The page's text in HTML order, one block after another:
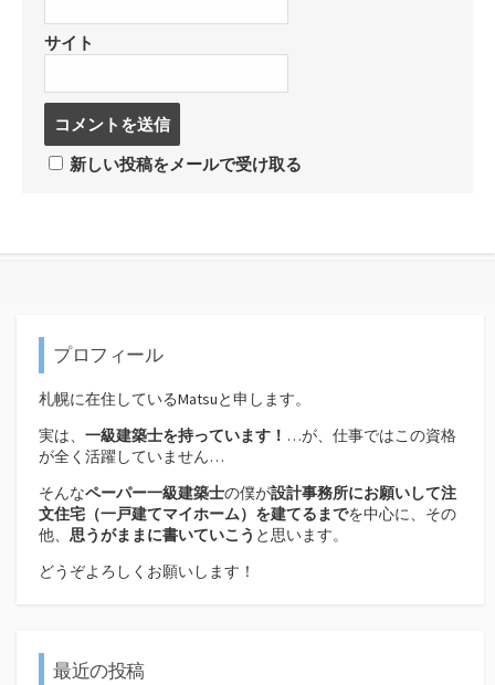
サイト
ン
新しい投稿をメールで受け取る
プロフィール
札幌に在住しているMatsuと申します。
実は、 一級建築士を持っています！ …が、仕事ではこの資格
が全く活躍していません…
そんなペーパー一級建築士の僕が設計事務所にお願いして注
文住宅（一戸建てマイホーム）を建てるまでを中心に、その
他、 思うがままに書いていこう と思います。
どうぞよろしくお願いします！
最近の投稿